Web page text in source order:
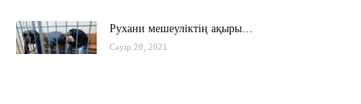
Рухани мешеуліктің ақыры…
Сәуір 28, 2021